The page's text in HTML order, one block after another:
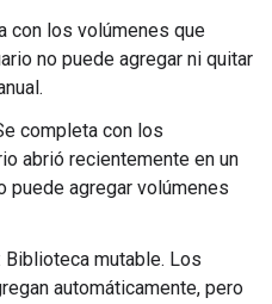
con los volúmenes que
no puede agregar ni quitar
completa con los
abrió recientemente en un
puede agregar volúmenes
mutable. Los
automáticamente, pero